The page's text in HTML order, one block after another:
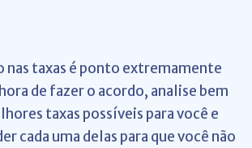
nas taxas é ponto extremamente
de fazer o acordo, analise bem
taxas possíveis para você e
cada uma delas para que você não